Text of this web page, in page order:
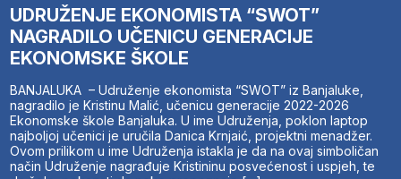
UDRUŽENJE EKONOMISTA “SWOT”
NAGRADILO UČENICU GENERACIJE
EKONOMSKE ŠKOLE
BANJALUKA – Udruženje ekonomista “SWOT” iz Banjaluke,
nagradilo je Kristinu Malić, učenicu generacije 2022-2026
Ekonomske škole Banjaluka. U ime Udruženja, poklon laptop
najboljoj učenici je uručila Danica Krnjaić, projektni menadžer.
Ovom prilikom u ime Udruženja istakla je da na ovaj simboličan
način Udruženje nagrađuje Kristininu posvećenost i uspjeh, te